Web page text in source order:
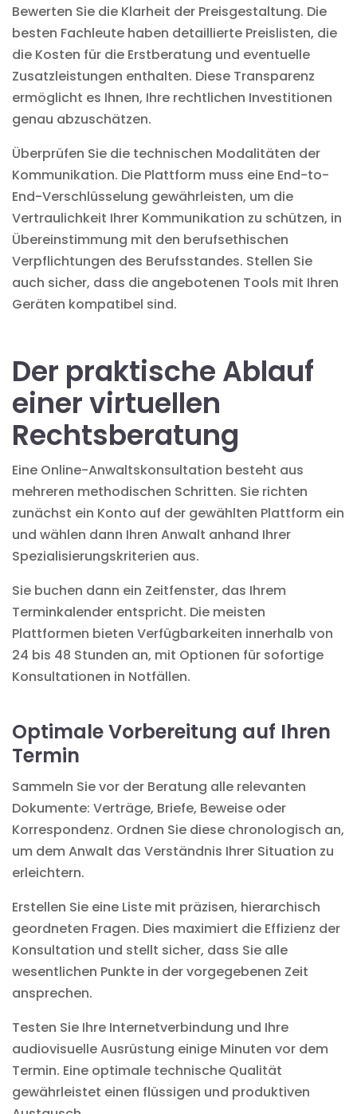
Bewerten Sie die Klarheit der Preisgestaltung. Die
besten Fachleute haben detaillierte Preislisten, die
die Kosten für die Erstberatung und eventuelle
Zusatzleistungen enthalten. Diese Transparenz
ermöglicht es Ihnen, Ihre rechtlichen Investitionen
genau abzuschätzen.
Überprüfen Sie die technischen Modalitäten der
Kommunikation. Die Plattform muss eine End-to-
End-Verschlüsselung gewährleisten, um die
Vertraulichkeit Ihrer Kommunikation zu schützen, in
Übereinstimmung mit den berufsethischen
Verpflichtungen des Berufsstandes. Stellen Sie
auch sicher, dass die angebotenen Tools mit Ihren
Geräten kompatibel sind.
Der praktische Ablauf
einer virtuellen
Rechtsberatung
Eine Online-Anwaltskonsultation besteht aus
mehreren methodischen Schritten. Sie richten
zunächst ein Konto auf der gewählten Plattform ein
und wählen dann Ihren Anwalt anhand Ihrer
Spezialisierungskriterien aus.
Sie buchen dann ein Zeitfenster, das Ihrem
Terminkalender entspricht. Die meisten
Plattformen bieten Verfügbarkeiten innerhalb von
24 bis 48 Stunden an, mit Optionen für sofortige
Konsultationen in Notfällen.
Optimale Vorbereitung auf Ihren
Termin
Sammeln Sie vor der Beratung alle relevanten
Dokumente: Verträge, Briefe, Beweise oder
Korrespondenz. Ordnen Sie diese chronologisch an,
um dem Anwalt das Verständnis Ihrer Situation zu
erleichtern.
Erstellen Sie eine Liste mit präzisen, hierarchisch
geordneten Fragen. Dies maximiert die Effizienz der
Konsultation und stellt sicher, dass Sie alle
wesentlichen Punkte in der vorgegebenen Zeit
ansprechen.
Testen Sie Ihre Internetverbindung und Ihre
audiovisuelle Ausrüstung einige Minuten vor dem
Termin. Eine optimale technische Qualität
gewährleistet einen flüssigen und produktiven